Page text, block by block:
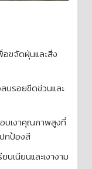
อขจัดฝุ่นและสิ่ง
บรอยขีดข่วนและ
อบเงาคุณภาพสูงที่
กป้องสี
บเนียนและเงางาม